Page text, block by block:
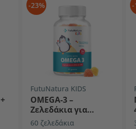
-23%
FutuNatura KIDS
OMEGA-3 –
Ζελεδάκια για
παιδιά
60 ζελεδάκια
-